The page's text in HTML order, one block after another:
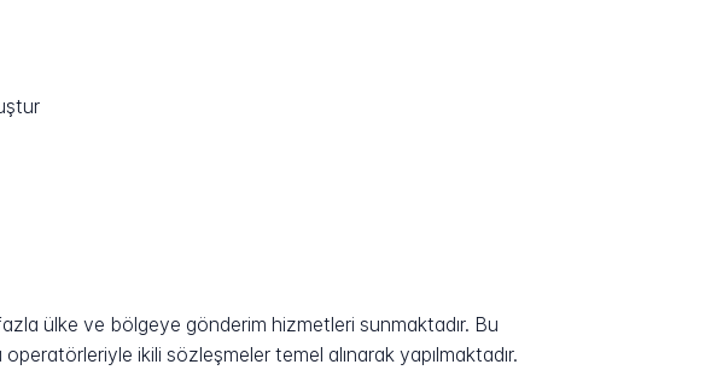
ülke ve bölgeye gönderim hizmetleri sunmaktadır. Bu
ikili sözleşmeler temel alınarak yapılmaktadır.